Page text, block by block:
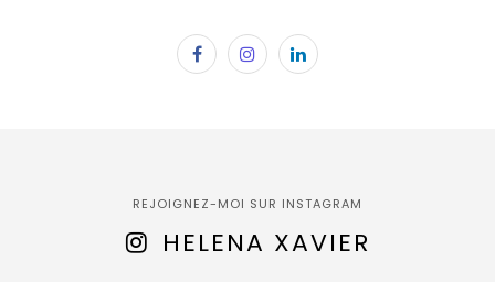
REJOIGNEZ-MOI SUR INSTAGRAM
HELENA XAVIER